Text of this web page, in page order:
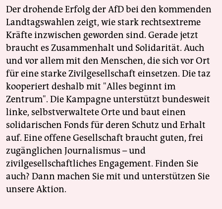
Der drohende Erfolg der AfD bei den kommenden
Landtagswahlen zeigt, wie stark rechtsextreme
Kräfte inzwischen geworden sind. Gerade jetzt
braucht es Zusammenhalt und Solidarität. Auch
und vor allem mit den Menschen, die sich vor Ort
für eine starke Zivilgesellschaft einsetzen. Die taz
kooperiert deshalb mit "Alles beginnt im
Zentrum". Die Kampagne unterstützt bundesweit
linke, selbstverwaltete Orte und baut einen
solidarischen Fonds für deren Schutz und Erhalt
auf. Eine offene Gesellschaft braucht guten, frei
zugänglichen Journalismus – und
zivilgesellschaftliches Engagement. Finden Sie
auch? Dann machen Sie mit und unterstützen Sie
unsere Aktion.